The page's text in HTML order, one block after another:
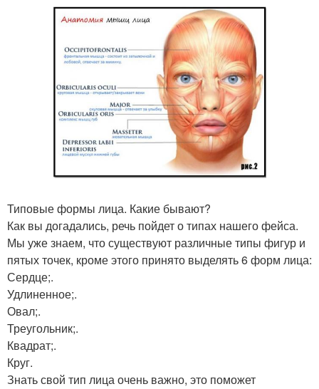
Типовые формы лица. Какие бывают?
Как вы догадались, речь пойдет о типах нашего фейса.
Мы уже знаем, что существуют различные типы фигур и
пятых точек, кроме этого принято выделять 6 форм лица:
Сердце;.
Удлиненное;.
Овал;.
Треугольник;.
Квадрат;.
Круг.
Знать свой тип лица очень важно, это поможет